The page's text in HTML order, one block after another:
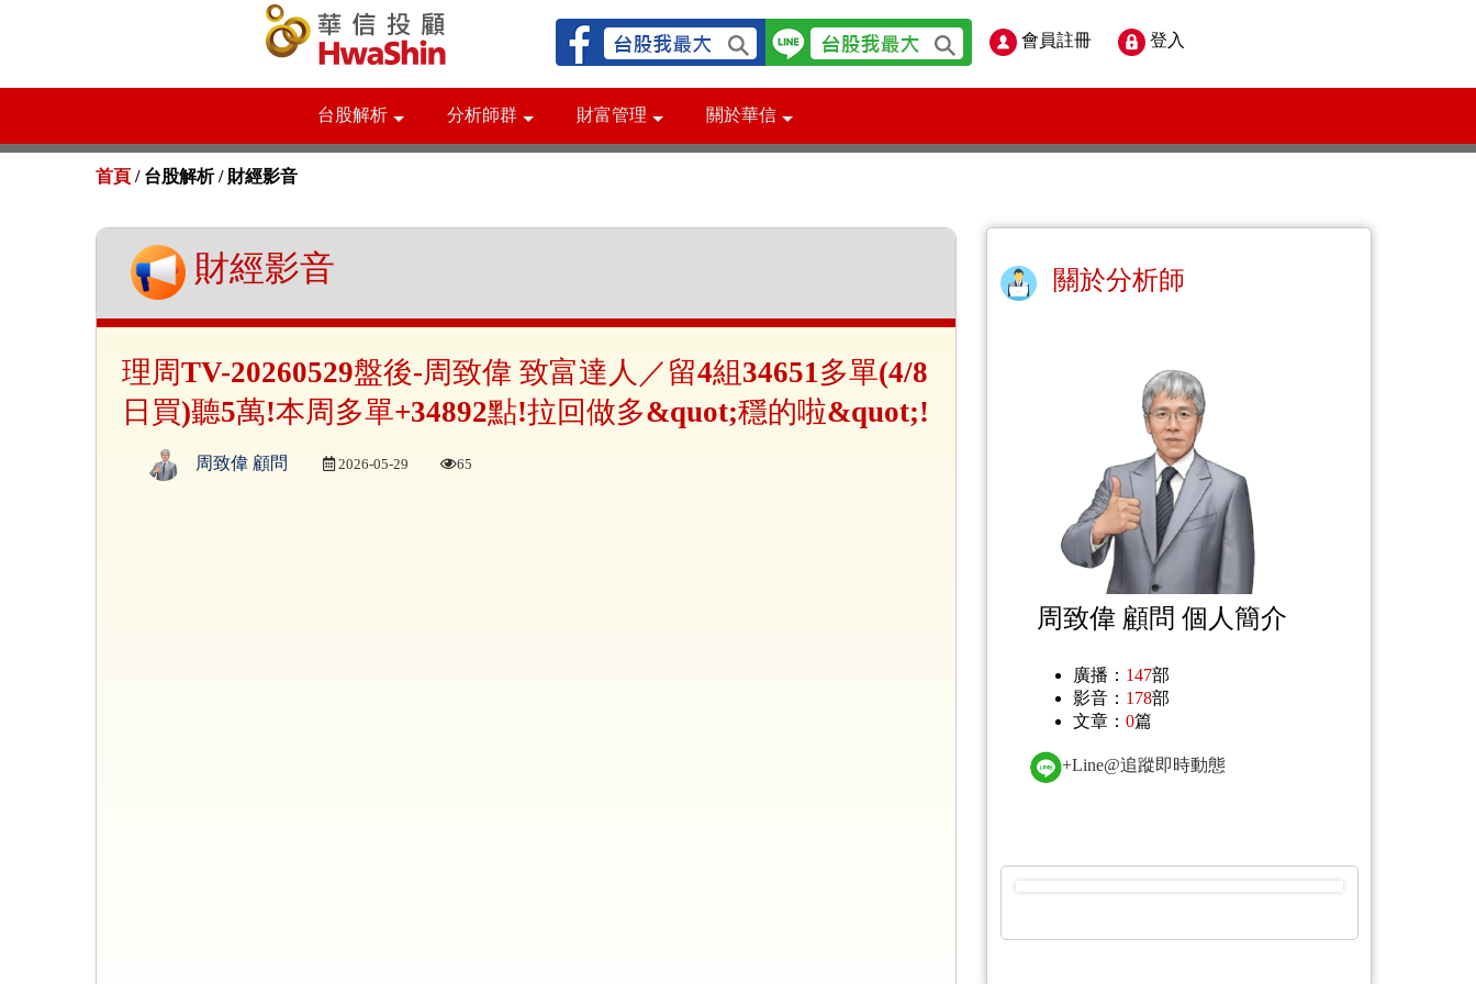
會員註冊 登入
台股解析 分析師群 財富管理 關於華信
首頁 / 台股解析 / 財經影音
財經影音
理周TV-20260529盤後-周致偉 致富達人／留4組34651多單(4/8
日買)聽5萬!本周多單+34892點!拉回做多&quot;穩的啦&quot;!
周致偉 顧問 2026-05-29 65
關於分析師
周致偉 顧問 個人簡介
廣播： 147部
影音： 178部
文章：0篇
+Line@追蹤即時動態